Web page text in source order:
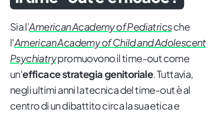
Sia l’American Academy of Pediatricsche
l'American Academy of Child and Adolescent
Psychiatrypromuovono il time-out come
un'efficace strategia genitoriale. Tuttavia,
negli ultimi anni la tecnica del time-out è al
centro di un dibattito circa la sua etica e